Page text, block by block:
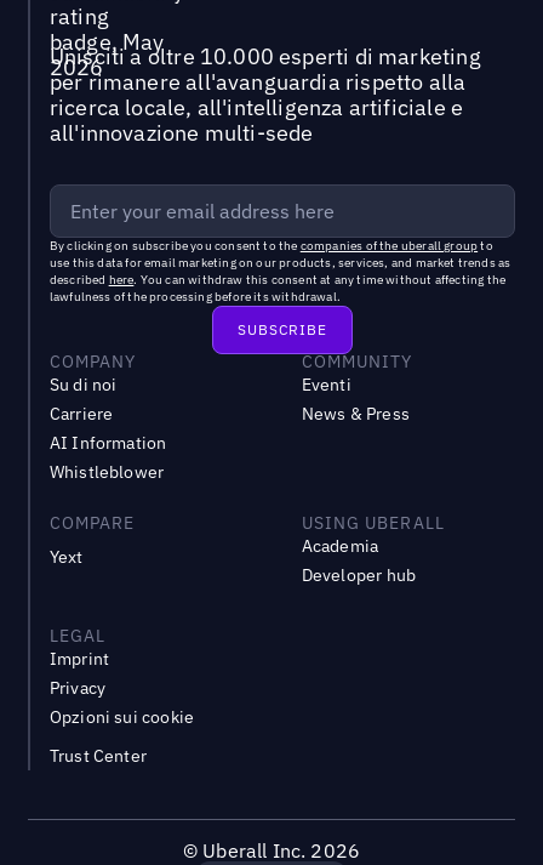
Unisciti a oltre 10.000 esperti di marketing
per rimanere all'avanguardia rispetto alla
ricerca locale, all'intelligenza artificiale e
all'innovazione multi-sede
By clicking on subscribe you consent to the companies of the uberall groupto
use this data for email marketing on our products, services, and market trends as
described here. You can withdraw this consent at any time without affecting the
lawfulness of the processing before its withdrawal.
COMPANY
Su di noi
Carriere
AI Information
Whistleblower
COMMUNITY
Eventi
News & Press
COMPARE
Yext
USING UBERALL
Academia
Developer hub
LEGAL
Imprint
Privacy
Opzioni sui cookie
Trust Center
© Uberall Inc. 2026